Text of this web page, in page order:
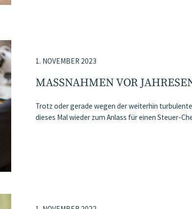
1. NOVEMBER 2023
MASSNAHMEN VOR
Trotz oder gerade wegen der weiterhin
dieses Mal wieder zum Anlass für einen Steuer-